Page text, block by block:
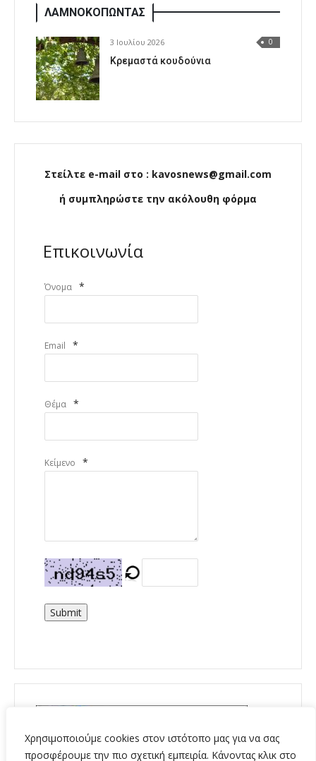
Χρησιμοποιούμε cookies στον ιστότοπο μας για να σας
προσφέρουμε την πιο σχετική εμπειρία. Κάνοντας κλικ στο
ΛΑΜΝΟΚΟΠΩΝΤΑΣ
3 Ιουλίου 2026 0
Κρεμαστά κουδούνια
Στείλτε e-mail στο : kavosnews@gmail.com
ή συμπληρώστε την ακόλουθη φόρμα
Επικοινωνία
Όνομα *
Email *
Θέμα *
Κείμενο *
Submit